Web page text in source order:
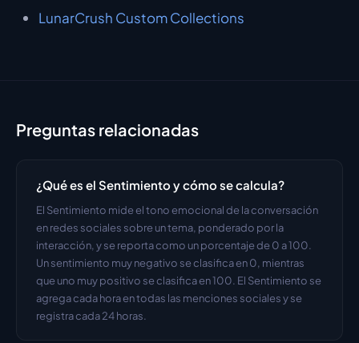
LunarCrush Custom Collections
Preguntas relacionadas
¿Qué es el Sentimiento y cómo se calcula?
El Sentimiento mide el tono emocional de la conversación
en redes sociales sobre un tema, ponderado por la
interacción, y se reporta como un porcentaje de 0 a 100.
Un sentimiento muy negativo se clasifica en 0, mientras
que uno muy positivo se clasifica en 100. El Sentimiento se
agrega cada hora en todas las menciones sociales y se
registra cada 24 horas.